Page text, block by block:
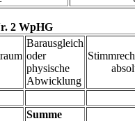
2 WpHG
Barausgleich
oder
physische
Abwicklung
Summe